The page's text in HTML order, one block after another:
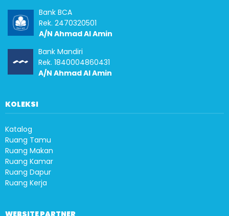
Bank BCA
Rek. 2470320501
A/N Ahmad Al Amin
Bank Mandiri
Rek. 1840004860431
A/N Ahmad Al Amin
KOLEKSI
Katalog
Ruang Tamu
Ruang Makan
Ruang Kamar
Ruang Dapur
Ruang Kerja